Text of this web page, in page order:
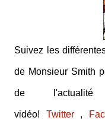
Suivez les
de Monsieur Smith
de
vidéo! Twitter,